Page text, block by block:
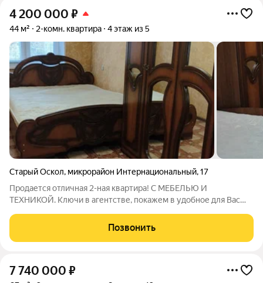
4 200 000 ₽
44 м² 2-комн. квартира 4 этаж из 5
Старый Оскол, микрорайон Интернациональный,17
Продается отличная 2-ная квартира! С МЕБЕЛЬЮ И
ТЕХНИКОЙ. Ключи в агентстве, покажем в удобное для Вас
Комнаты изолированы, имеется гардеробная. Выполнен
косметический ремонт. В квартире никто не
Позвонить
7 740 000 ₽